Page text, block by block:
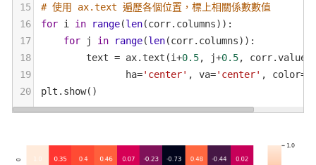
15
# 使用 ax.text 遍歷各個位置，標上相關係數數值
16
for i in range(len(corr. columns)):
17
for j in range(len(corr. columns)):
18
text = ax. text (i+0.5, j+0.5, corr.values
19
ha='center' , va='center' , color=
20
plt . show()